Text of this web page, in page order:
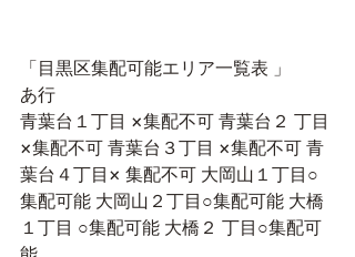
「目黒区集配可能エリア一覧表 」
あ行
青葉台１丁目 ×集配不可 青葉台２ 丁目
×集配不可 青葉台３丁目 ×集配不可 青
葉台４丁目× 集配不可 大岡山１丁目○
集配可能 大岡山２丁目○集配可能 大橋
１丁目 ○集配可能 大橋２ 丁目○集配可